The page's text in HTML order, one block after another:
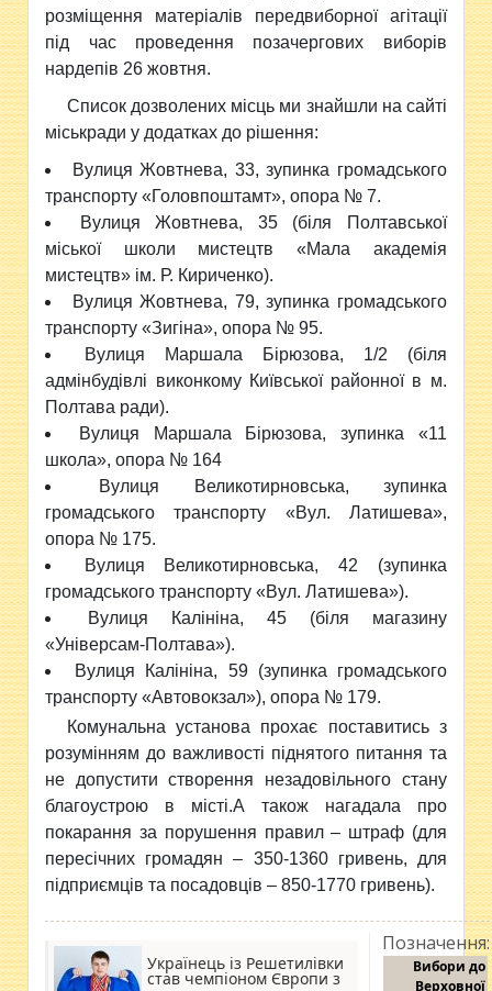
розміщення матеріалів передвиборної агітації
під час проведення позачергових виборів
нардепів 26 жовтня.
Список дозволених місць ми знайшли на сайті
міськради у додатках до рішення:
Вулиця Жовтнева, 33, зупинка громадського
транспорту «Головпоштамт», опора № 7.
Вулиця Жовтнева, 35 (біля Полтавської
міської школи мистецтв «Мала академія
мистецтв» ім. Р. Кириченко).
Вулиця Жовтнева, 79, зупинка громадського
транспорту «Зигіна», опора № 95.
Вулиця Маршала Бірюзова, 1/2 (біля
адмінбудівлі виконкому Київської районної в м.
Полтава ради).
Вулиця Маршала Бірюзова, зупинка «11
школа», опора № 164
Вулиця Великотирновська, зупинка
громадського транспорту «Вул. Латишева»,
опора № 175.
Вулиця Великотирновська, 42 (зупинка
громадського транспорту «Вул. Латишева»).
Вулиця Калініна, 45 (біля магазину
«Універсам-Полтава»).
Вулиця Калініна, 59 (зупинка громадського
транспорту «Автовокзал»), опора № 179.
Комунальна установа прохає поставитись з
розумінням до важливості піднятого питання та
не допустити створення незадовільного стану
благоустрою в місті.А також нагадала про
покарання за порушення правил – штраф (для
пересічних громадян – 350-1360 гривень, для
підприємців та посадовців – 850-1770 гривень).
Українець із Решетилівки
став чемпіоном Європи з
Позначення:
Вибори до
Верховної